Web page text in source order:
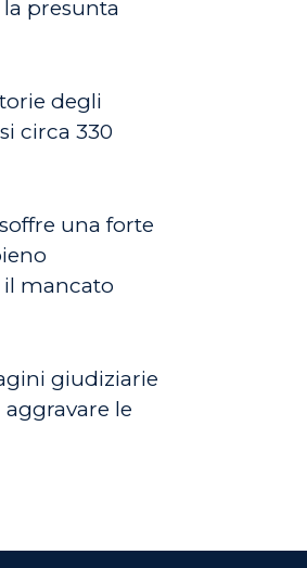
presunta
degli
circa 330
una forte
mancato
giudiziarie
le